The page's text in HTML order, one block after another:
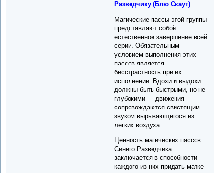
Разведчику (Блю Скаут)
Магические пассы этой группы
представляют собой
естественное завершение всей
серии. Обязательным
условием выполнения этих
пассов является
бесстрастность при их
исполнении. Вдохи и выдохи
должны быть быстрыми, но не
глубокими — движения
сопровождаются свистящим
звуком вырывающегося из
легких воздуха.
Ценность магических пассов
Синего Разведчика
заключается в способности
каждого из них придать матке